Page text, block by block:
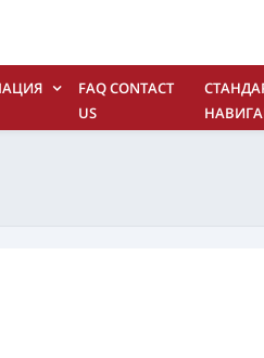
FAQ CONTACT
US